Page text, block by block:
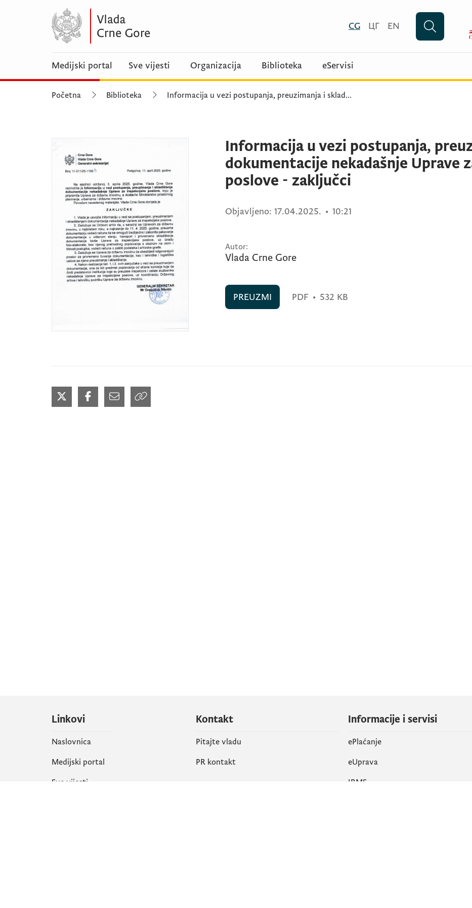
CG ЦГ EN
Medijski portal Sve vijesti Organizacija Biblioteka eServisi
Početna Biblioteka Informacija u vezi postupanja, preuzimanja i sklad...
Informacija u vezi postupanja,
dokumentacije nekadašnje Uprave
poslove - zaključci
Objavljeno: 17.04.2025. • 10:21
Autor:
Vlada Crne Gore
PREUZMI PDF • 532 KB
Linkovi
Naslovnica
Medijski portal
Sve vijesti
Kontakt
Pitajte vladu
PR kontakt
Informacije i servisi
ePlaćanje
eUprava
IRMS